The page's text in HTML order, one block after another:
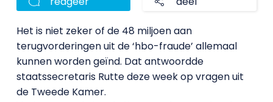
Het is niet zeker of de 48 miljoen aan
terugvorderingen uit de ‘hbo-fraude’ allemaal
kunnen worden geïnd. Dat antwoordde
staatssecretaris Rutte deze week op vragen uit
de Tweede Kamer.